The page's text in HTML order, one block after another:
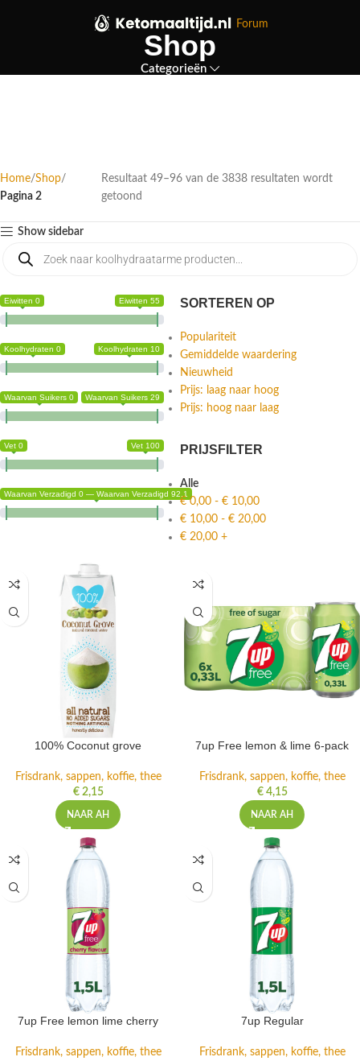
Forum
Shop
Categorieën
Home Shop
Pagina 2
Resultaat 49–96 van de 3838 resultaten wordt
getoond
Show sidebar
Eiwitten 0 Eiwitten 55
Koolhydraten 0 Koolhydraten 10
Waarvan Suikers 0 Waarvan Suikers 29
Vet 0 Vet 100
Waarvan Verzadigd 0 — Waarvan Verzadigd 92.1
SORTEREN OP
Populariteit
Gemiddelde waardering
Nieuwheid
Prijs: laag naar hoog
Prijs: hoog naar laag
PRIJSFILTER
Alle
€0,00 - € 10,00
€ 10,00 - € 20,00
€ 20,00 +
100% Coconut grove
Frisdrank, sappen, koffie, thee
€2,15
NAAR AH
7up Free lemon & lime 6-pack
Frisdrank, sappen, koffie, thee
€4,15
NAAR AH
7up Free lemon lime cherry
Frisdrank, sappen, koffie, thee
7up Regular
Frisdrank, sappen, koffie, thee